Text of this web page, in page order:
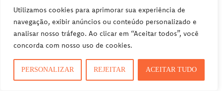
Utilizamos cookies para aprimorar sua experiência de
navegação, exibir anúncios ou conteúdo personalizado e
analisar nosso tráfego. Ao clicar em “Aceitar todos”, você
concorda com nosso uso de cookies.
PERSONALIZAR REJEITAR ACEITAR TUDO
Feriados na Espanha 2026: datas,
tradições e dicas para viajar melhor
LEIA AQUI